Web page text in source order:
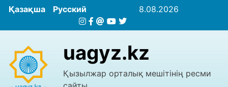
Қазақша Русский 8.08.2026
uagyz.kz
Қызылжар орталық мешітінің ресми